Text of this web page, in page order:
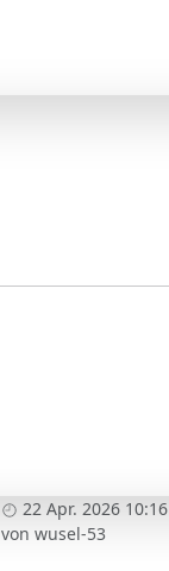
22 Apr. 2026 10:16
von wusel-53